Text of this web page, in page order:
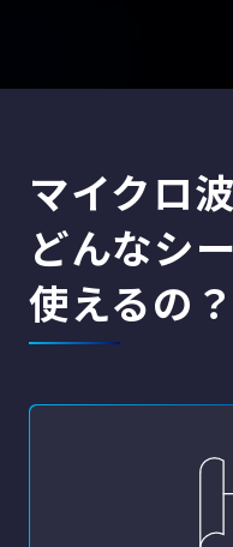
マイクロ
どんなシ
使えるの？